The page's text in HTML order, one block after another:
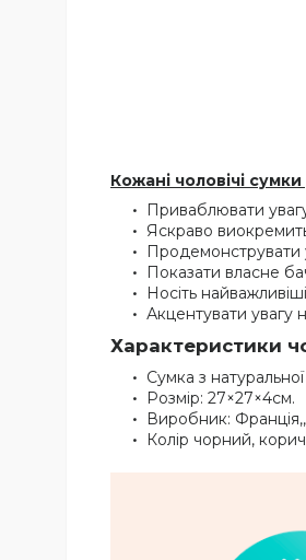
Кожані чоловічі
Приваблювати
Яскраво
Продемонструвати
Показати власне
Носіть
Акцентувати увагу
Характеристики
Сумка з
Розмір: 27×27×4см.
Виробник:
Колір чорний,